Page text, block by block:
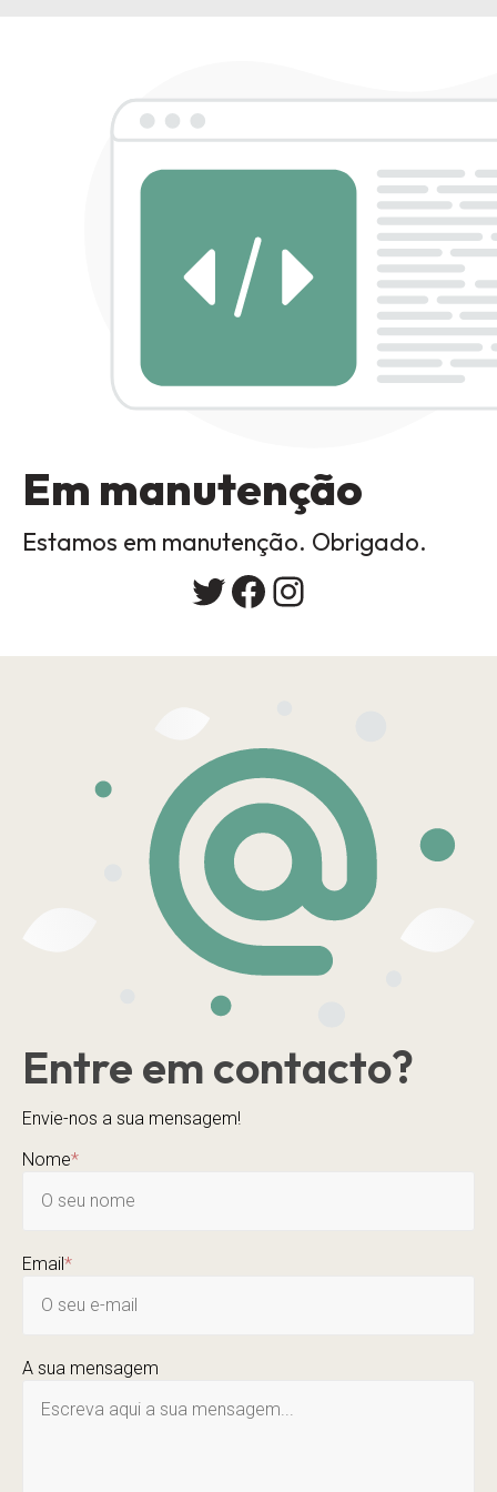
Em manutenção
Estamos em manutenção. Obrigado.
Twitter
Facebook
Instagram
Entre em contacto?
Envie-nos a sua mensagem!
Nome*
Email*
A sua mensagem